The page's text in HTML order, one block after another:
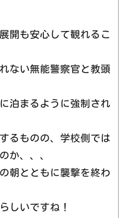
開も安心して観れるこ
ない無能警察官と教頭
泊まるように強制され
るものの、学校側では
か、、、
朝とともに襲撃を終わ
しいですね！